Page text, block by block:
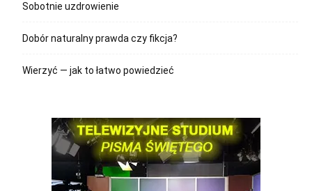
Sobotnie uzdrowienie
Dobór naturalny prawda czy fikcja?
Wierzyć — jak to łatwo powiedzieć